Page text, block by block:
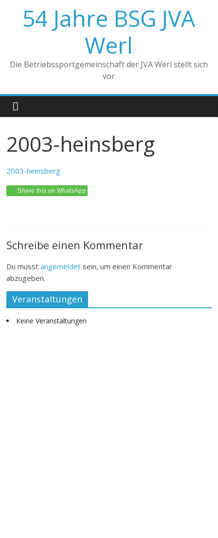
springen54 Jahre BSG JVA
Werl
Die Betriebssportgemeinschaft der JVA Werl stellt sich
vor
2003-heinsberg
2003-heinsberg
Share this on WhatsApp
Schreibe einen Kommentar
Du musstangemeldet sein, um einen Kommentar
abzugeben.
Veranstaltungen
Keine Veranstaltungen